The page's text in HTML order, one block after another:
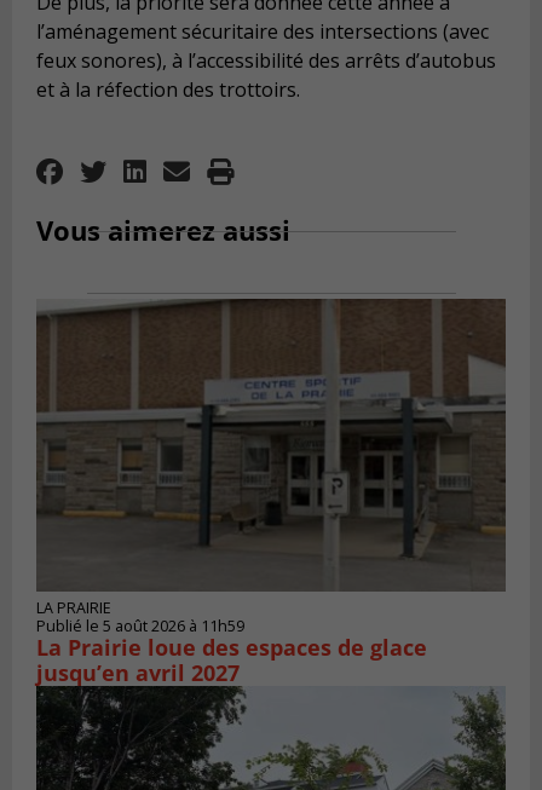
l’aménagement sécuritaire des intersections (avec
feux sonores), à l’accessibilité des arrêts d’autobus
et à la réfection des trottoirs.
Vous aimerez aussi
LA PRAIRIE
Publié le 5 août 2026 à 11h59
La Prairie loue des espaces de glace
jusqu’en avril 2027